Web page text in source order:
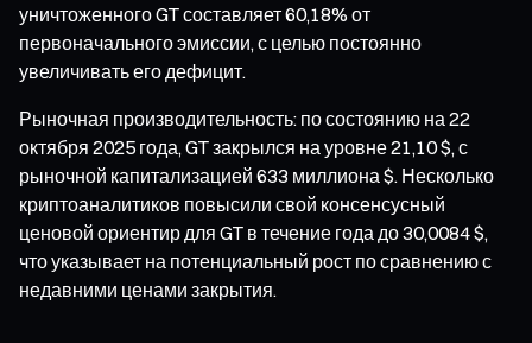
уничтоженного GT составляет 60,18% от
первоначального эмиссии, с целью постоянно
увеличивать его дефицит.
Рыночная производительность: по состоянию на 22
октября 2025 года, GT закрылся на уровне 21,10 $, с
рыночной капитализацией 633 миллиона $. Несколько
криптоаналитиков повысили свой консенсусный
ценовой ориентир для GT в течение года до 30,0084 $,
что указывает на потенциальный рост по сравнению с
недавними ценами закрытия.